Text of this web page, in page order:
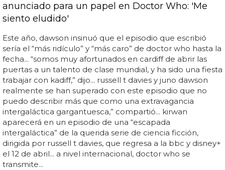
anunciado para un papel en Doctor Who: 'Me
siento eludido'
Este año, dawson insinuó que el episodio que escribió
sería el “más ridículo” y “más caro” de doctor who hasta la
fecha... “somos muy afortunados en cardiff de abrir las
puertas a un talento de clase mundial, y ha sido una fiesta
trabajar con kadiff,” dijo... russell t davies y juno dawson
realmente se han superado con este episodio que no
puedo describir más que como una extravagancia
intergaláctica gargantuesca,” compartió... kirwan
aparecerá en un episodio de una “escapada
intergaláctica” de la querida serie de ciencia ficción,
dirigida por russell t davies, que regresa a la bbc y disney+
el 12 de abril... a nivel internacional, doctor who se
transmite...